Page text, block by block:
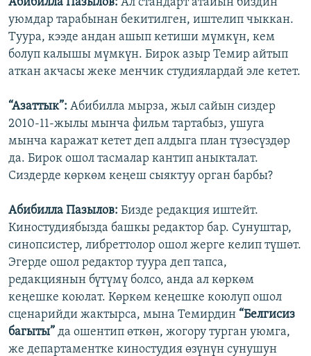
Абибилла Пазылов: Ал стандарт атайын биздин
уюмдар тарабынан бекитилген, иштелип чыккан.
Туура, кээде андан ашып кетиши мүмкүн, кем
болуп калышы мүмкүн. Бирок азыр Темир айтып
аткан акчасы жеке менчик студиялардай эле кетет.
“Азаттык”: Абибилла мырза, жыл сайын сиздер
2010-11-жылы мынча фильм тартабыз, ушуга
мынча каражат кетет деп алдыга план түзөсүздөр
да. Бирок ошол тасмалар кантип аныкталат.
Сиздерде көркөм кеңеш сыяктуу орган барбы?
Абибилла Пазылов: Бизде редакция иштейт.
Киностудиябызда башкы редактор бар. Сунуштар,
синопсистер, либреттолор ошол жерге келип түшөт.
Эгерде ошол редактор туура деп тапса,
редакциянын бүтүмү болсо, анда ал көркөм
кеңешке коюлат. Көркөм кеңешке коюлуп ошол
сценарийди жактырса, мына Темирдин “Белгисиз
багыты” да ошентип өткөн, жогору турган уюмга,
же департаментке киностудия өзүнүн сунушун